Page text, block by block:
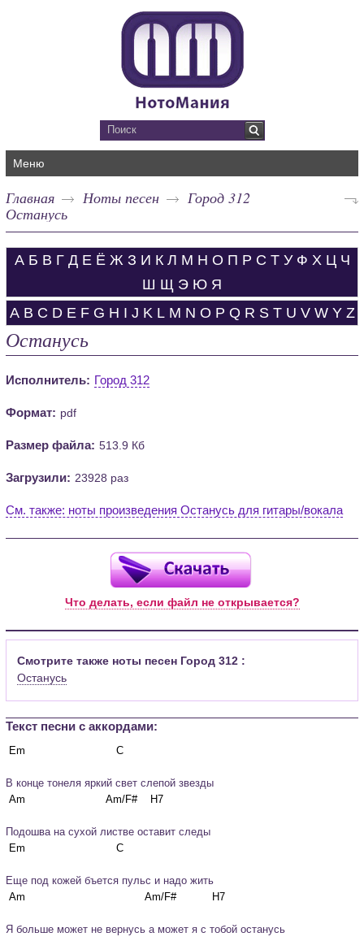
Меню
Главная Ноты песен
Город 312
Останусь
А Б В Г Д Е Ё Ж З И К Л М Н О П Р С Т У Ф Х Ц Ч
Ш Щ Э Ю Я
A B C D E F G H I J K L M N O P Q R S T U V W Y Z
Останусь
Исполнитель: Город 312
Формат: pdf
Размер файла: 513.9 Кб
Загрузили: 23928 раз
См. также: ноты произведения Останусь для гитары/вокала
Что делать, если файл не открывается?
Смотрите также ноты песен Город 312 :
Останусь
Текст песни c аккордами:
В конце тонеля яркий свет слепой звезды
Подошва на сухой листве оставит следы
Еще под кожей бъется пульс и надо жить
Я больше может не вернусь а может я с тобой останусь